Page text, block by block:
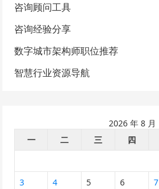
咨询顾问工具
咨询经验分享
数字城市架构师职位推荐
智慧行业资源导航
2026 年 8 月
一
二 三 四
3
4 5 6 7